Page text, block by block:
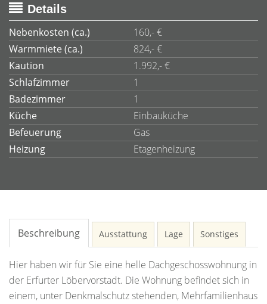
Details
Nebenkosten (ca.)
160,- €
Warmmiete (ca.)
824,- €
Kaution
1.992,- €
Schlafzimmer
1
Badezimmer
1
Küche
Einbauküche
Befeuerung
Gas
Heizung
Etagenheizung
Beschreibung Ausstattung Lage Sonstiges
Hier haben wir für Sie eine helle Dachgeschosswohnung in
der Erfurter Löbervorstadt. Die Wohnung befindet sich in
einem, unter Denkmalschutz stehenden, Mehrfamilienhaus